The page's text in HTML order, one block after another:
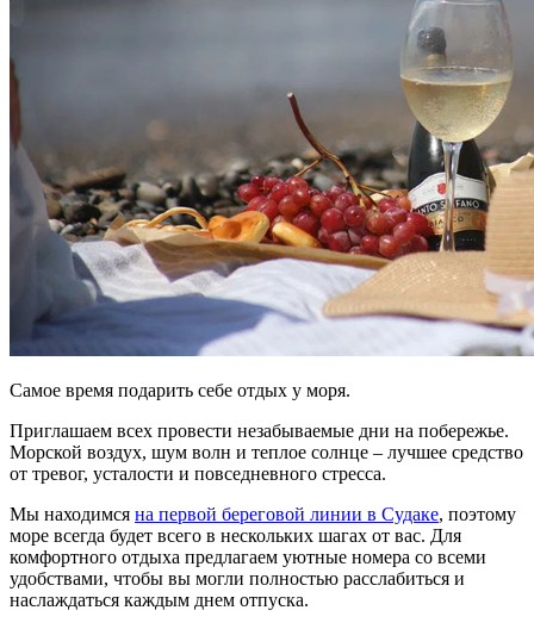
Самое время подарить себе отдых у моря.
Приглашаем всех провести незабываемые дни на побережье.
Морской воздух, шум волн и теплое солнце – лучшее средство
от тревог, усталости и повседневного стресса.
Мы находимся на первой береговой линии в Судаке, поэтому
море всегда будет всего в нескольких шагах от вас. Для
комфортного отдыха предлагаем уютные номера со всеми
удобствами, чтобы вы могли полностью расслабиться и
наслаждаться каждым днем отпуска.